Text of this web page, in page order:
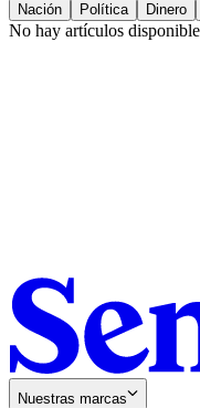
Nación Política Dinero
No hay artículos
Nuestras marcas